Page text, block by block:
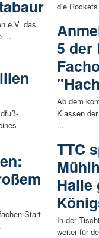
e.V. das
...
Start
die
5 der
Ab dem
Klassen
...
TTC
Halle
In der
weiter für